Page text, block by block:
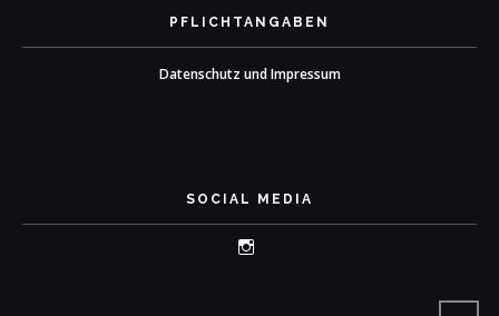
PFLICHTANGABEN
Datenschutz und Impressum
SOCIAL MEDIA
Profil